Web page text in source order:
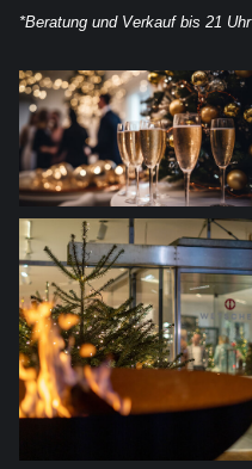
*Beratung und Verkauf bis 21 Uhr